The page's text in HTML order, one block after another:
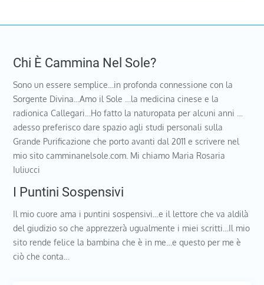
Chi È Cammina Nel Sole?
Sono un essere semplice…in profonda connessione con la
Sorgente Divina…Amo il Sole …la medicina cinese e la
radionica Callegari…Ho fatto la naturopata per alcuni anni …
adesso preferisco dare spazio agli studi personali sulla
Grande Purificazione che porto avanti dal 2011 e scrivere nel
mio sito camminanelsole.com. Mi chiamo Maria Rosaria
Iuliucci
I Puntini Sospensivi
Il mio cuore ama i puntini sospensivi…e il lettore che va aldilà
del giudizio so che apprezzerà ugualmente i miei scritti…Il mio
sito rende felice la bambina che è in me…e questo per me è
ciò che conta…